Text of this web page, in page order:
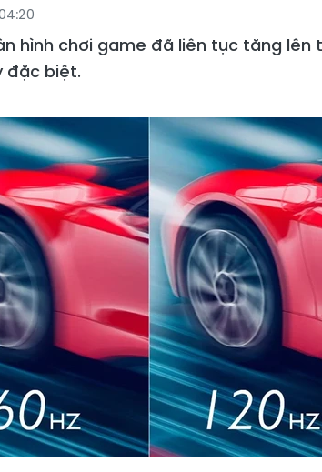
hình chơi game đã liên tục tăng lên
đặc biệt.